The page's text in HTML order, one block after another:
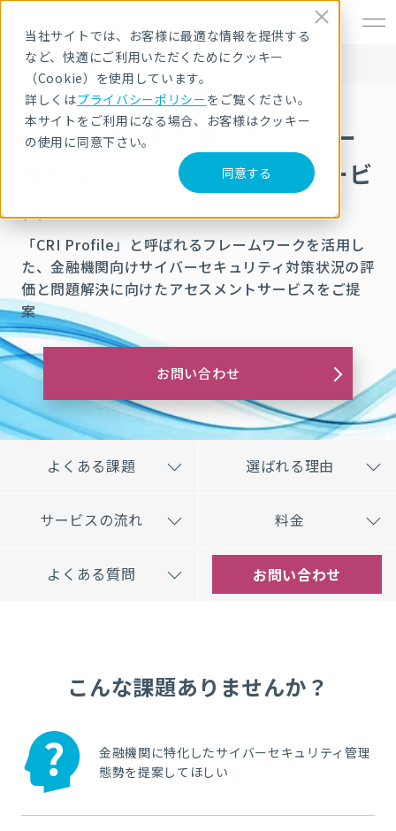
当社サイトでは、お客様に最適な情報を提供する
など、快適にご利用いただくためにクッキー
（Cookie）を使用しています。
詳しくはプライバシーポリシーをご覧ください。
本サイトをご利用になる場合、お客様はクッキー
の使用に同意下さい。
同意する
HOME サービス・製品
コンサルティング
CRI Profileを活用したサイバーセキュリティアセスメントサービス
CRI Profileを活用したサイバー
セキュリティアセスメントサービ
ス
「CRI Profile」と呼ばれるフレームワークを活用し
た、金融機関向けサイバーセキュリティ対策状況の評
価と問題解決に向けたアセスメントサービスをご提
案
お問い合わせ
よくある課題 選ばれる理由
サービスの流れ 料金
よくある質問 お問い合わせ
こんな課題ありませんか？
金融機関に特化したサイバーセキュリティ管理
態勢を提案してほしい